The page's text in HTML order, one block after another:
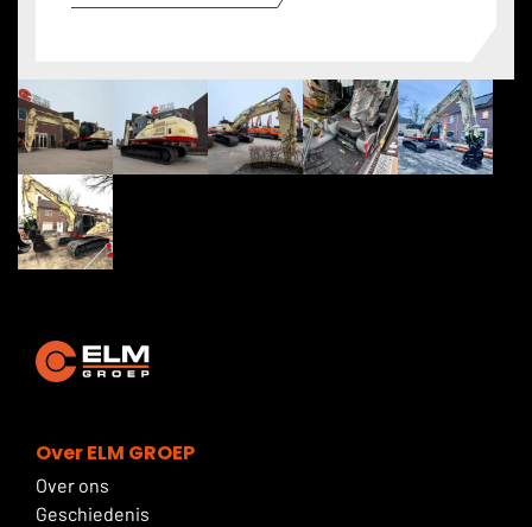
Over ELM GROEP
Over ons
Geschiedenis